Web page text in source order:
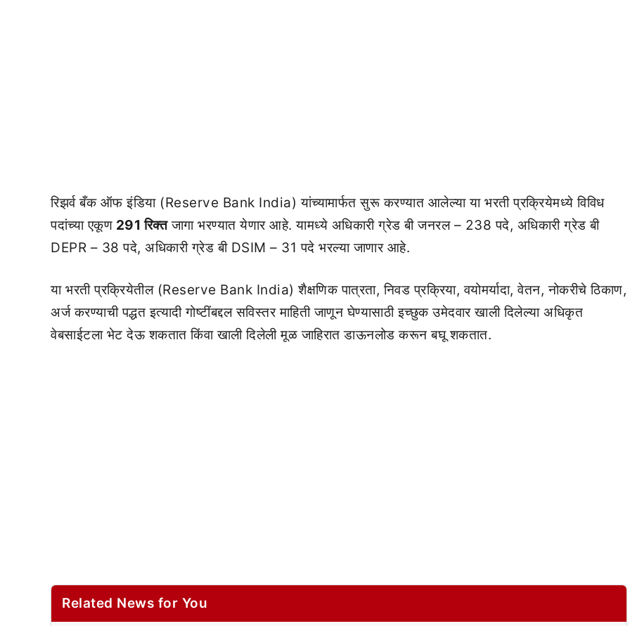
रिझर्व बँक ऑफ इंडिया (Reserve Bank India) यांच्यामार्फत सुरू करण्यात आलेल्या या भरती प्रक्रियेमध्ये विविध
पदांच्या एकूण 291 रिक्तजागा भरण्यात येणार आहे. यामध्ये अधिकारी ग्रेड बी जनरल – 238 पदे, अधिकारी ग्रेड बी
DEPR – 38 पदे, अधिकारी ग्रेड बी DSIM – 31 पदे भरल्या जाणार आहे.
या भरती प्रक्रियेतील (Reserve Bank India) शैक्षणिक पात्रता, निवड प्रक्रिया, वयोमर्यादा, वेतन, नोकरीचे ठिकाण,
अर्ज करण्याची पद्धत इत्यादी गोष्टींबद्दल सविस्तर माहिती जाणून घेण्यासाठी इच्छुक उमेदवार खाली दिलेल्या अधिकृत
वेबसाईटला भेट देऊ शकतात किंवा खाली दिलेली मूळ जाहिरात डाऊनलोड करून बघू शकतात.
Related News for You